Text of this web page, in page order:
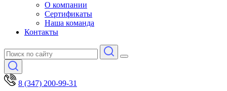
О компании
Сертификаты
Наша команда
Контакты
8 (347) 200-99-31